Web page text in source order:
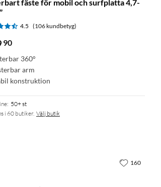
fäste för mobil och surfplatta 4,7-
4.5 (106 kundbetyg)
90
360°
arm
konstruktion
: 50+ st
i 60 butiker. Välj butik
160